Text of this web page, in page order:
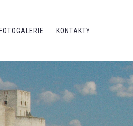
FOTOGALERIE KONTAKTY